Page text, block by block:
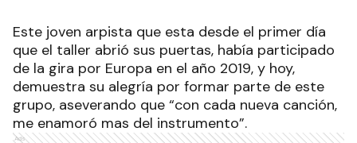
Este joven arpista que esta desde el primer día
que el taller abrió sus puertas, había participado
de la gira por Europa en el año 2019, y hoy,
demuestra su alegría por formar parte de este
grupo, aseverando que “con cada nueva canción,
me enamoró mas del instrumento”.
Ads